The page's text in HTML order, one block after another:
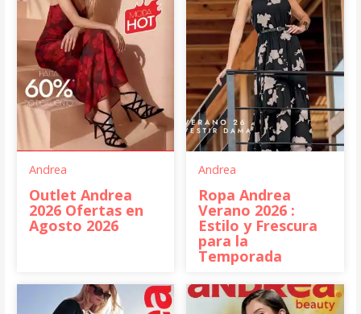
Andrea
Outlet Andrea
2026 Ofertas en
Agosto 2026
Andrea
Ropa Andrea
Verano 2026 :
Estilo y Frescura
para la
Temporada